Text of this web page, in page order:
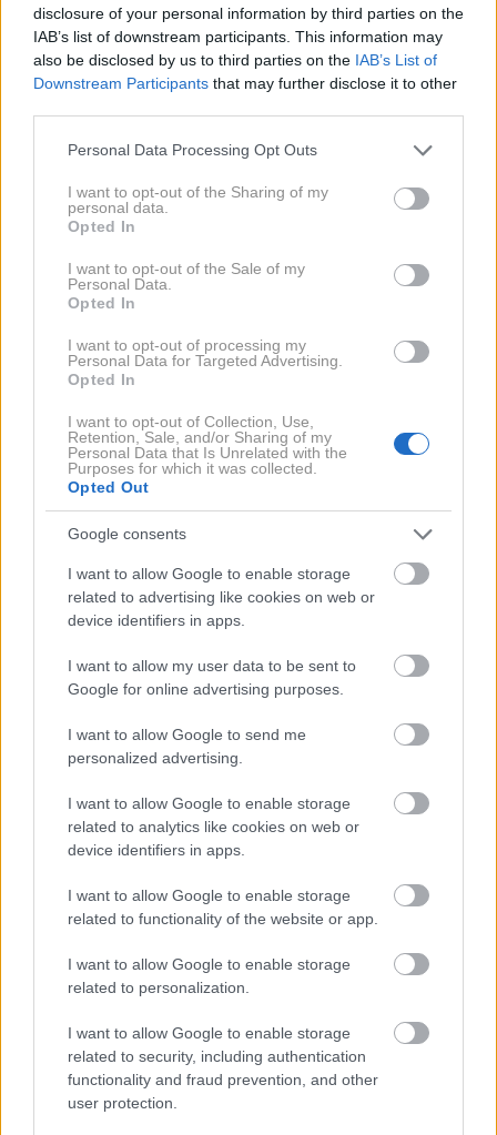
disclosure of your personal information by third parties on the
IAB’s list of downstream participants. This information may
also be disclosed by us to third parties on the IAB’s List of
Downstream Participants that may further disclose it to other
Please note that this website/app uses one or more Google
not limited to your visit or usage behaviour. You may click to
grant or deny consent to Google and its third-party tags to
use your data for below specified purposes in below Google
consent section.
Personal Data Processing Opt Outs
I want to opt-out of the Sharing of my
personal data.
Opted In
I want to opt-out of the Sale of my
Personal Data.
Opted In
I want to opt-out of processing my
Personal Data for Targeted Advertising.
Opted In
I want to opt-out of Collection, Use,
Retention, Sale, and/or Sharing of my
Personal Data that Is Unrelated with the
Purposes for which it was collected.
Opted Out
Google consents
I want to allow Google to enable storage
related to advertising like cookies on web or
device identifiers in apps.
I want to allow my user data to be sent to
Google for online advertising purposes.
I want to allow Google to send me
personalized advertising.
I want to allow Google to enable storage
related to analytics like cookies on web or
device identifiers in apps.
I want to allow Google to enable storage
related to functionality of the website or app.
I want to allow Google to enable storage
related to personalization.
I want to allow Google to enable storage
related to security, including authentication
functionality and fraud prevention, and other
user protection.
Komplet, ki spominja na spalno
srajco: Margot Robbie pokazala,
kako ga nositi na šik način
Lepota
Bi to lahko povrnilo naravno barvo
sivim lasem? Dermatolog razkriva
novo raziskavo
»Popsicle lips«:
poletni trend ustnic,
To je navada ženske,